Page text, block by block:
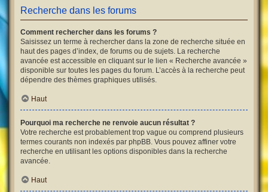
Recherche dans les forums
Comment rechercher dans les forums ?
Saisissez un terme à rechercher dans la zone de recherche située en
haut des pages d’index, de forums ou de sujets. La recherche
avancée est accessible en cliquant sur le lien « Recherche avancée »
disponible sur toutes les pages du forum. L’accès à la recherche peut
dépendre des thèmes graphiques utilisés.
Haut
Pourquoi ma recherche ne renvoie aucun résultat ?
Votre recherche est probablement trop vague ou comprend plusieurs
termes courants non indexés par phpBB. Vous pouvez affiner votre
recherche en utilisant les options disponibles dans la recherche
avancée.
Haut